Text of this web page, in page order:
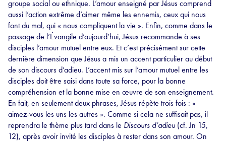
groupe social ou ethnique. L’amour enseigné par Jésus comprend
aussi l’action extrême d’aimer même les ennemis, ceux qui nous
font du mal, qui « nous compliquent la vie ». Enfin, comme dans le
passage de l’Évangile d’aujourd’hui, Jésus recommande à ses
disciples l’amour mutuel entre eux. Et c’est précisément sur cette
dernière dimension que Jésus a mis un accent particulier au début
de son discours d’adieu. L’accent mis sur l’amour mutuel entre les
disciples doit être saisi dans toute sa force, pour la bonne
compréhension et la bonne mise en œuvre de son enseignement.
En fait, en seulement deux phrases, Jésus répète trois fois : «
aimez-vous les uns les autres ». Comme si cela ne suffisait pas, il
reprendra le thème plus tard dans le Discours d’adieu(cf. Jn 15,
12), après avoir invité les disciples à rester dans son amour. On